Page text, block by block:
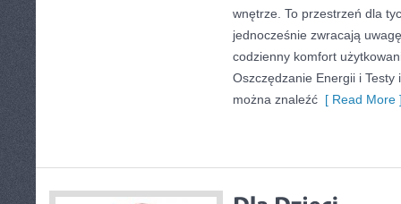
wnętrze. To przestrzeń dla
jednocześnie zwracają
codzienny komfort
Oszczędzanie Energii i Testy
można znaleźć [ Read More